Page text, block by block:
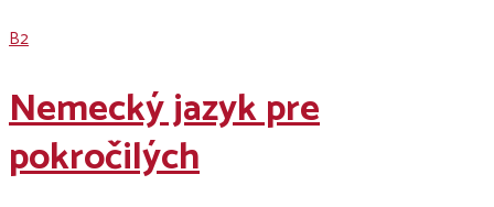
B2
Nemecký jazyk pre
pokročilých